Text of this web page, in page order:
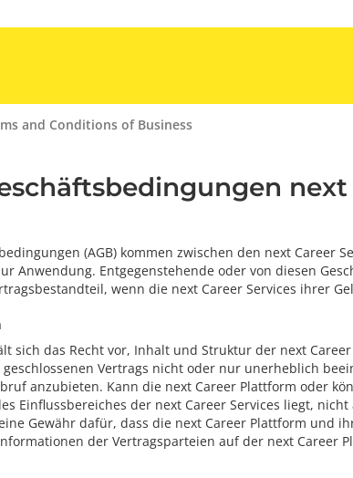
and Conditions of Business
next
(AGB) kommen zwischen den next Career
Anwendung. Entgegenstehende oder von diesen
wenn die next Career Services ihrer
sich das Recht vor, Inhalt und Struktur der next
Vertrags nicht oder nur unerheblich
anzubieten. Kann die next Career Plattform oder
Einflussbereiches der next Career Services liegt,
Gewähr dafür, dass die next Career Plattform und
der Vertragsparteien auf der next Career